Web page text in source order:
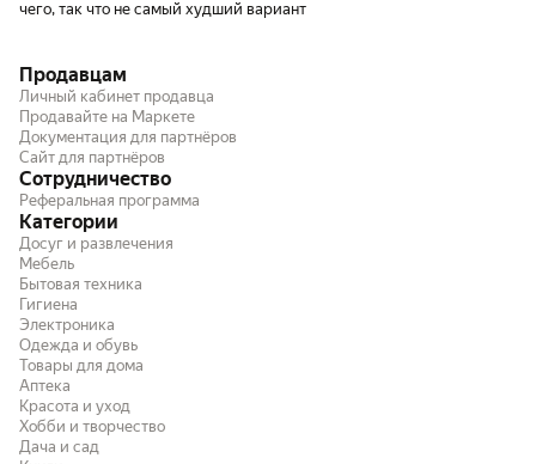
чего, так что не самый худший вариант
Продавцам
Личный кабинет продавца
Продавайте на Маркете
Документация для партнёров
Сайт для партнёров
Сотрудничество
Реферальная программа
Категории
Досуг и развлечения
Мебель
Бытовая техника
Гигиена
Электроника
Одежда и обувь
Товары для дома
Аптека
Красота и уход
Хобби и творчество
Дача и сад